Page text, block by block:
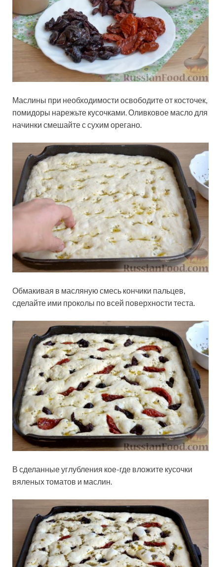
Маслины при необходимости освободите от косточек,
помидоры нарежьте кусочками. Оливковое масло для
начинки смешайте с сухим орегано.
Обмакивая в масляную смесь кончики пальцев,
сделайте ими проколы по всей поверхности теста.
В сделанные углубления кое-где вложите кусочки
вяленых томатов и маслин.